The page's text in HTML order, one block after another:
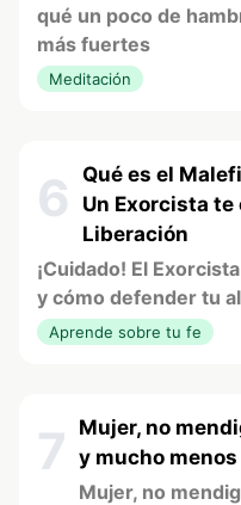
qué un poco de
más fuertes
Meditación
6
Qué es el
Un Exorcista
Liberación
¡Cuidado! El
y cómo defender tu
Aprende sobre tu fe
7
Mujer, no
y mucho
Mujer, no